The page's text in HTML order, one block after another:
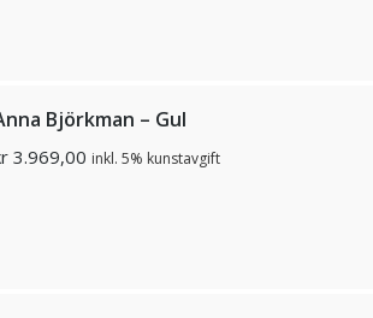
Björkman – Gul
3.969,00 inkl. 5% kunstavgift